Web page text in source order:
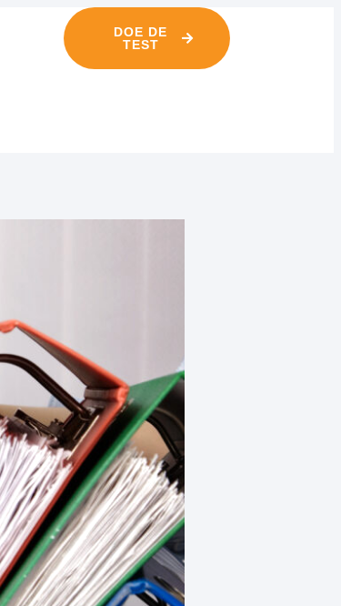
DOE DE
TEST